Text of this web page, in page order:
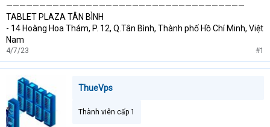
————————————————————————————————————
TABLET PLAZA TÂN BÌNH
- 14 Hoàng Hoa Thám, P. 12, Q.Tân Bình, Thành phố Hồ Chí Minh, Việt
Nam
4/7/23 #1
ThueVps
Thành viên cấp 1